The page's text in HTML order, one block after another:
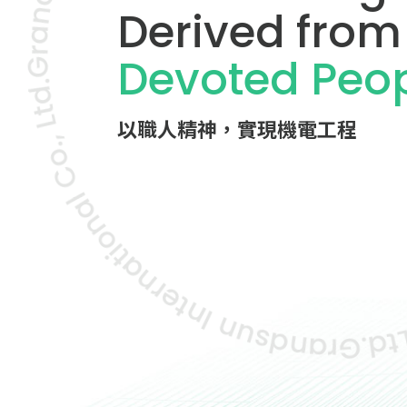
Derived from
Devoted
以職人精神，實現機電工程